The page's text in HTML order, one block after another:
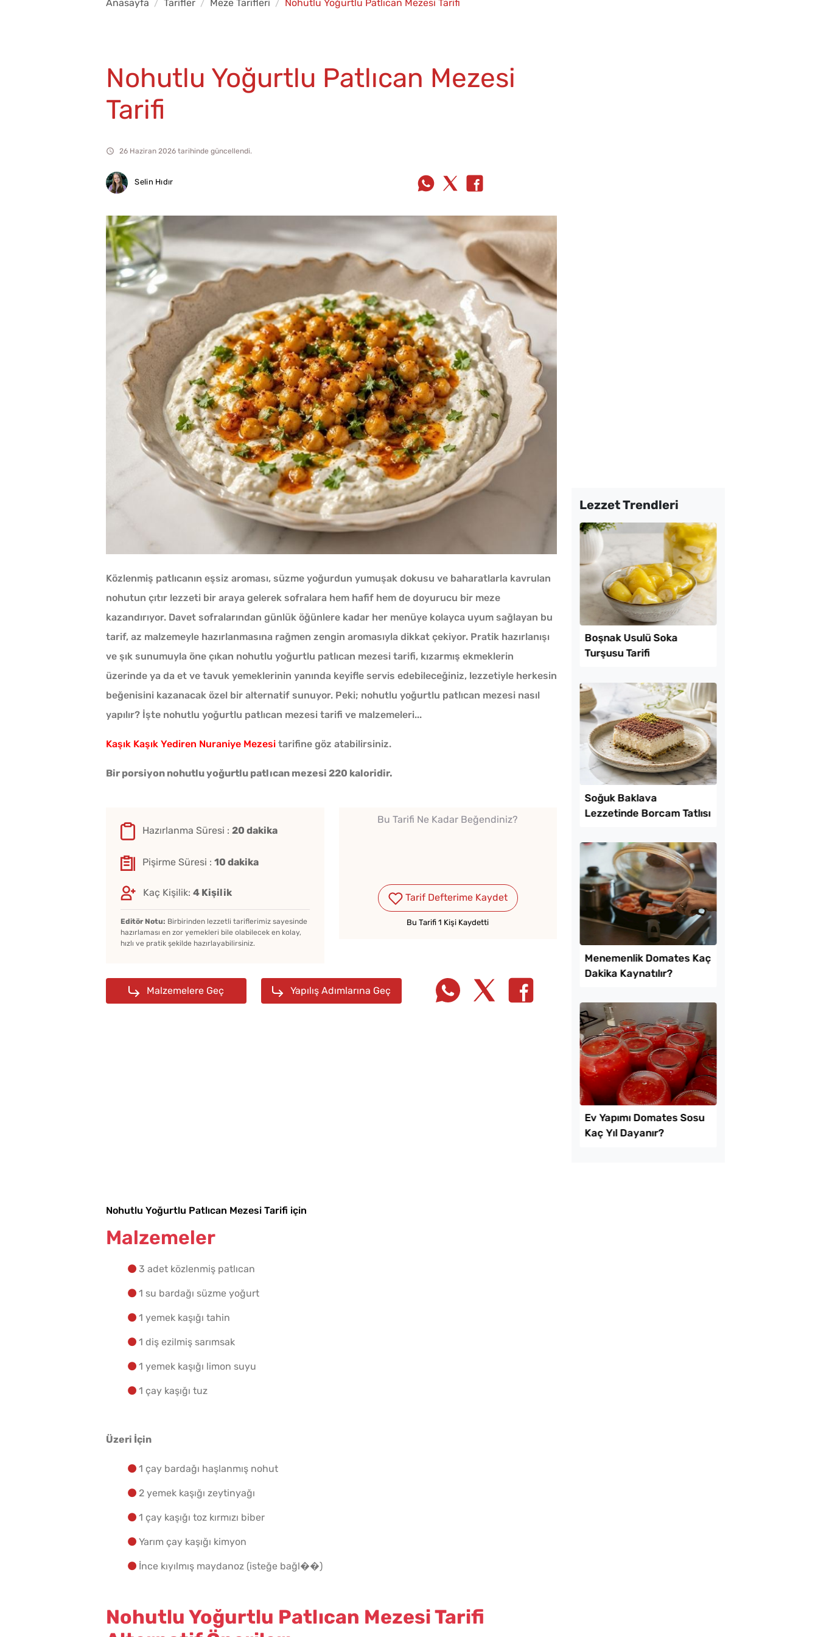
Anasayfa Tarifler Meze Tarifleri Nohutlu Yoğurtlu Patlıcan Mezesi Tarifi
Nohutlu Yoğurtlu Patlıcan Mezesi
Tarifi
26 Haziran 2026 tarihinde güncellendi.
Selin Hıdır
Közlenmiş patlıcanın eşsiz aroması, süzme yoğurdun yumuşak dokusu ve baharatlarla kavrulan
nohutun çıtır lezzeti bir araya gelerek sofralara hem hafif hem de doyurucu bir meze
kazandırıyor. Davet sofralarından günlük öğünlere kadar her menüye kolayca uyum sağlayan bu
tarif, az malzemeyle hazırlanmasına rağmen zengin aromasıyla dikkat çekiyor. Pratik hazırlanışı
ve şık sunumuyla öne çıkan nohutlu yoğurtlu patlıcan mezesi tarifi, kızarmış ekmeklerin
üzerinde ya da et ve tavuk yemeklerinin yanında keyifle servis edebileceğiniz, lezzetiyle herkesin
beğenisini kazanacak özel bir alternatif sunuyor. Peki; nohutlu yoğurtlu patlıcan mezesi nasıl
yapılır? İşte nohutlu yoğurtlu patlıcan mezesi tarifi ve malzemeleri...
Kaşık Kaşık Yediren Nuraniye Mezesi tarifine göz atabilirsiniz.
Bir porsiyon nohutlu yoğurtlu patlıcan mezesi 220 kaloridir.
Hazırlanma Süresi : 20 dakika
Pişirme Süresi : 10 dakika
Kaç Kişilik: 4 Kişilik
Editör Notu: Birbirinden lezzetli tariflerimiz sayesinde
hazırlaması en zor yemekleri bile olabilecek en kolay,
hızlı ve pratik şekilde hazırlayabilirsiniz.
Bu Tarifi Ne Kadar Beğendiniz?
Tarif Defterime Kaydet
Bu Tarifi 1 Kişi Kaydetti
Malzemelere Geç Yapılış Adımlarına Geç
Çiğ Domates Kavanozda
İçine Ne Konur?
Evde Elma Sirkesi
Tarhana Hamuru Kaç Gün
Mayalandırılır?
Tek Hamurdan 3 Farklı
Kahvaltılık Pratik
Kaygana Tarifi
Boşnak Usulü Soka
Soğuk Baklava
Lezzetinde Borcam
Tarifi
Nohutlu Yoğurtlu Patlıcan Mezesi Tarifi için
Malzemeler
3 adet közlenmiş patlıcan
1 su bardağı süzme yoğurt
1 yemek kaşığı tahin
1 diş ezilmiş sarımsak
1 yemek kaşığı limon suyu
1 çay kaşığı tuz
Üzeri İçin
1 çay bardağı haşlanmış nohut
2 yemek kaşığı zeytinyağı
1 çay kaşığı toz kırmızı biber
Yarım çay kaşığı kimyon
İnce kıyılmış maydanoz (isteğe bağl��)
Nohutlu Yoğurtlu Patlıcan Mezesi Tarifi